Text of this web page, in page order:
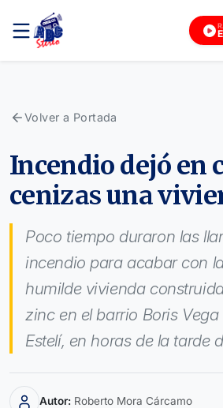
Volver a Portada
Incendio dejó en
cenizas una
Poco tiempo duraron las
incendio para acabar con
humilde vivienda
zinc en el barrio Boris
Estelí, en horas de la tarde
Autor: Roberto Mora Cárcamo